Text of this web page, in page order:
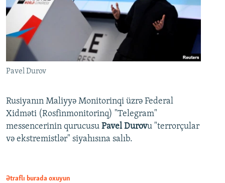
Pavel Durov
Rusiyanın Maliyyə Monitorinqi üzrə Federal
Xidməti (Rosfinmonitorinq) "Telegram"
messencerinin qurucusu Pavel Durovu "terrorçular
və ekstremistlər" siyahısına salıb.
Ətraflı burada oxuyun